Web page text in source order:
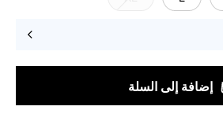
إضافة إلى السلة